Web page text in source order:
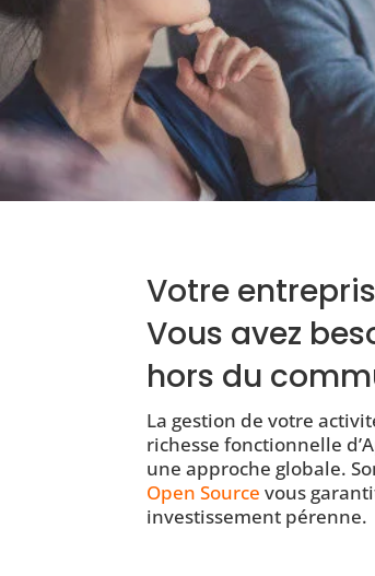
Votre
Vous avez
hors du
La gestion de votre
richesse fonctionnelle
une approche globale.
Open Sourcevous
investissement pérenne.